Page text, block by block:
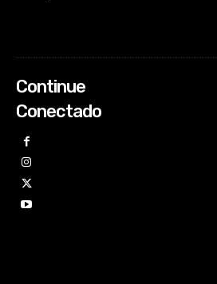
Continue
Conectado